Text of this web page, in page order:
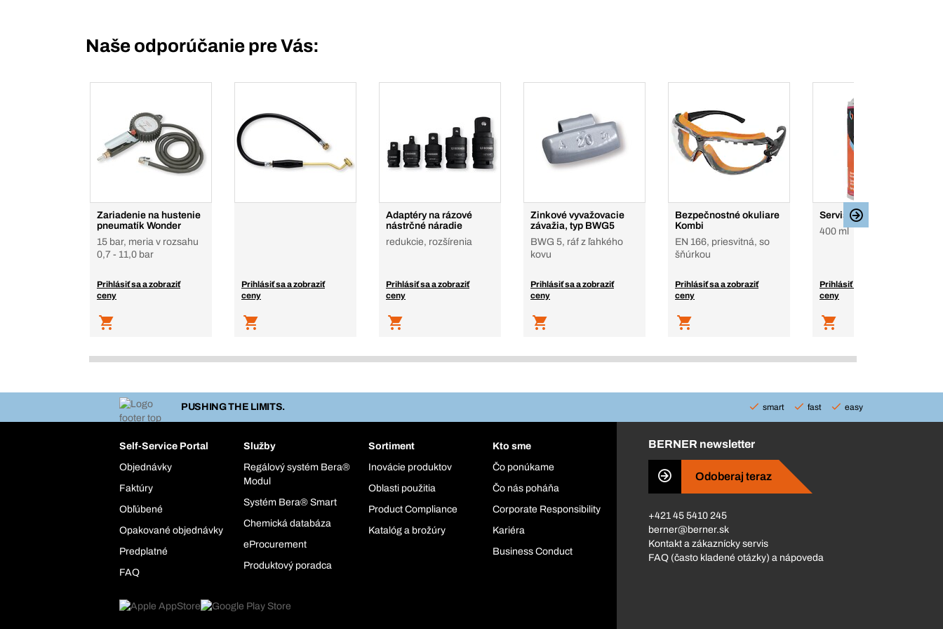
Naše odporúčanie pre Vás:
Zariadenie na hustenie
pneumatík Wonder
15 bar, meria v rozsahu
0,7 - 11,0 bar
Prihlásiť sa a zobraziť
ceny
Prihlásiť sa a zobraziť
ceny
Adaptéry na rázové
nástrčné náradie
redukcie, rozšírenia
Prihlásiť sa a zobraziť
ceny
Zinkové vyvažovacie
závažia, typ BWG5
BWG 5, ráf z ľahkého
kovu
Prihlásiť sa a zobraziť
ceny
Bezpečnostné okuliare
Kombi
EN 166, priesvitná, so
šňúrkou
Prihlásiť sa a zobraziť
ceny
Servisný sprej na brzdy
400 ml
Prihlásiť sa a zobraziť
ceny
PUSHING THE LIMITS. smart fast easy
Self-Service Portal
Objednávky
Faktúry
Obľúbené
Opakované objednávky
Predplatné
FAQ
Služby
Regálový systém Bera®
Modul
Systém Bera® Smart
Chemická databáza
eProcurement
Produktový poradca
Sortiment
Inovácie produktov
Oblasti použitia
Product Compliance
Katalóg a brožúry
Kto sme
Čo ponúkame
Čo nás poháňa
Corporate Responsibility
Kariéra
Business Conduct
BERNER newsletter
Odoberaj teraz
+421 45 5410 245
berner@berner.sk
Kontakt a zákaznícky servis
FAQ (často kladené otázky) a nápoveda